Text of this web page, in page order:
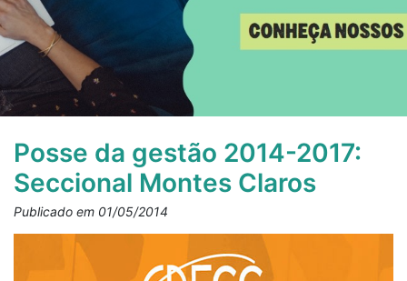
Posse da gestão 2014-2017:
Seccional Montes Claros
Publicado em 01/05/2014